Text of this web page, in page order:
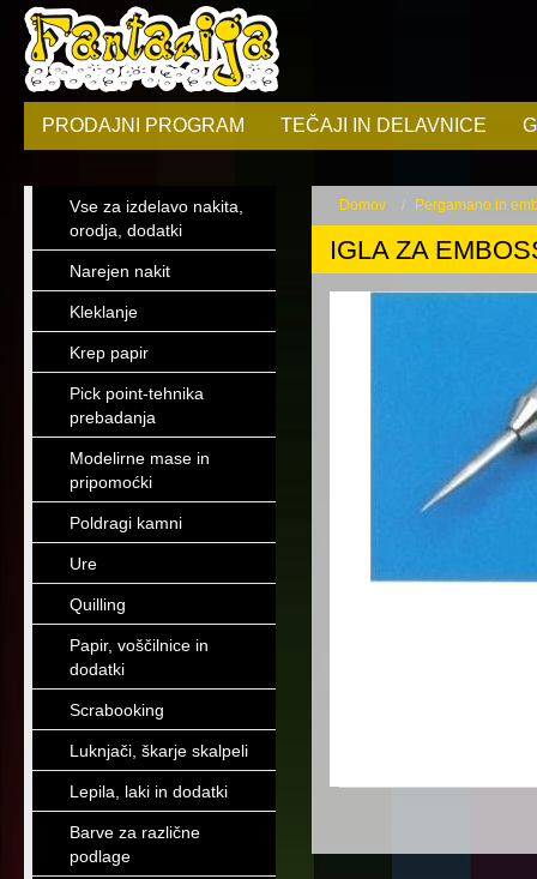
PRODAJNI PROGRAM TEČAJI IN DELAVNICE
Vse za izdelavo nakita,
orodja, dodatki
Narejen nakit
Kleklanje
Krep papir
Pick point-tehnika
prebadanja
Modelirne mase in
pripomoćki
Poldragi kamni
Ure
Quilling
Papir, voščilnice in
dodatki
Scrabooking
Luknjači, škarje skalpeli
Lepila, laki in dodatki
Barve za različne
podlage
Domov Pergamano in
IGLA ZA